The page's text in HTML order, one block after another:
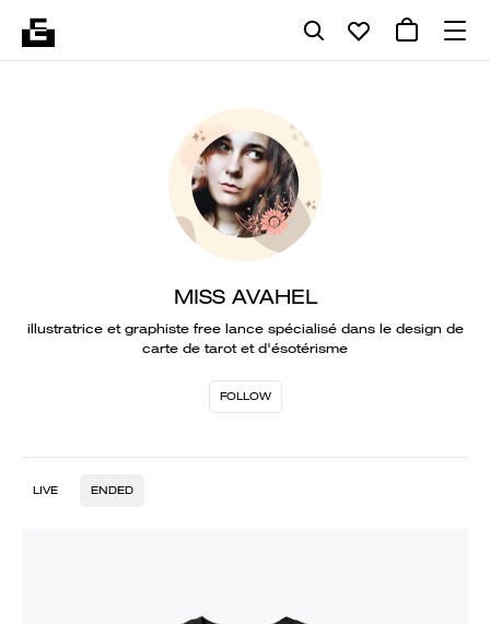
MISS AVAHEL
illustratrice et graphiste free lance spécialisé dans le design de
carte de tarot et d'ésotérisme
FOLLOW
LIVE ENDED